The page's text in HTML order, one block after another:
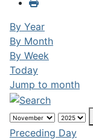
By Year
By Month
By Week
Today
Jump to month
Preceding Day